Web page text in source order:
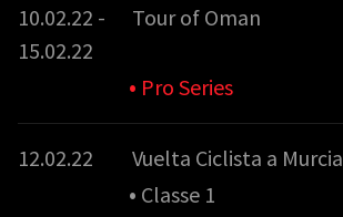
10.02.22 -
15.02.22
Tour of Oman
• Pro Series
12.02.22 Vuelta Ciclista a Murcia
• Classe 1